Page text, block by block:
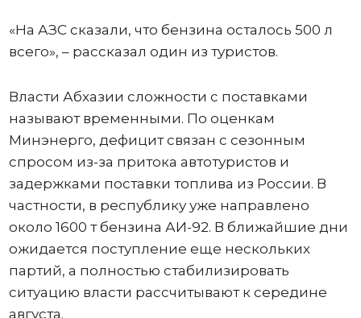
«На АЗС сказали, что бензина осталось 500 л
всего», – рассказал один из туристов.
Власти Абхазии сложности с поставками
называют временными. По оценкам
Минэнерго, дефицит связан с сезонным
спросом из-за притока автотуристов и
задержками поставки топлива из России. В
частности, в республику уже направлено
около 1600 т бензина АИ-92. В ближайшие дни
ожидается поступление еще нескольких
партий, а полностью стабилизировать
ситуацию власти рассчитывают к середине
августа.